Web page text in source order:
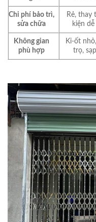
Chi phí bảo trì,
sửa chữa
Rẻ, thay
kiện
Không gian
phù hợp
Ki-ốt
trọ,